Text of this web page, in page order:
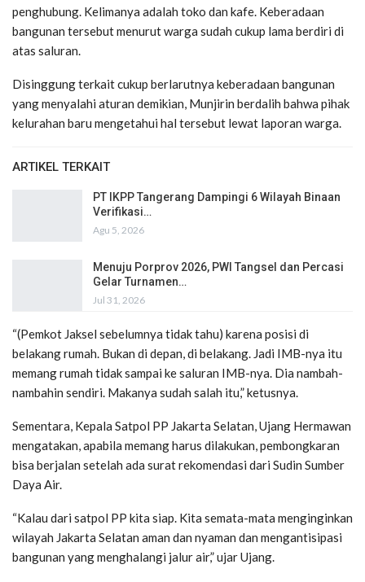
penghubung. Kelimanya adalah toko dan kafe. Keberadaan
bangunan tersebut menurut warga sudah cukup lama berdiri di
atas saluran.
Disinggung terkait cukup berlarutnya keberadaan bangunan
yang menyalahi aturan demikian, Munjirin berdalih bahwa pihak
kelurahan baru mengetahui hal tersebut lewat laporan warga.
ARTIKEL TERKAIT
PT IKPP Tangerang Dampingi 6 Wilayah Binaan
Verifikasi…
Agu 5, 2026
Menuju Porprov 2026, PWI Tangsel dan Percasi
Gelar Turnamen…
Jul 31, 2026
“(Pemkot Jaksel sebelumnya tidak tahu) karena posisi di
belakang rumah. Bukan di depan, di belakang. Jadi IMB-nya itu
memang rumah tidak sampai ke saluran IMB-nya. Dia nambah-
nambahin sendiri. Makanya sudah salah itu,” ketusnya.
Sementara, Kepala Satpol PP Jakarta Selatan, Ujang Hermawan
mengatakan, apabila memang harus dilakukan, pembongkaran
bisa berjalan setelah ada surat rekomendasi dari Sudin Sumber
Daya Air.
“Kalau dari satpol PP kita siap. Kita semata-mata menginginkan
wilayah Jakarta Selatan aman dan nyaman dan mengantisipasi
bangunan yang menghalangi jalur air,” ujar Ujang.